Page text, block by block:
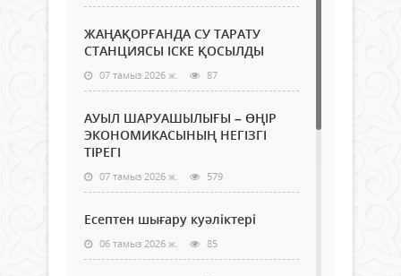
ЖАҢАҚОРҒАНДА СУ ТАРАТУ
СТАНЦИЯСЫ ІСКЕ ҚОСЫЛДЫ
07 тамыз 2026 ж. 87
АУЫЛ ШАРУАШЫЛЫҒЫ – ӨҢІР
ЭКОНОМИКАСЫНЫҢ НЕГІЗГІ
ТІРЕГІ
07 тамыз 2026 ж. 579
Есептен шығару куәліктері
06 тамыз 2026 ж. 85